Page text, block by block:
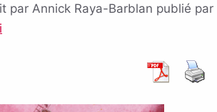
par Annick Raya-Barblan publié par